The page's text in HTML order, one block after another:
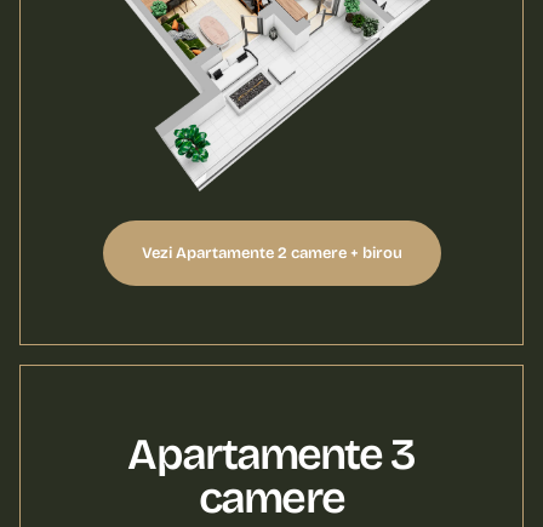
Vezi Apartamente 2 camere + birou
Apartamente 3
camere